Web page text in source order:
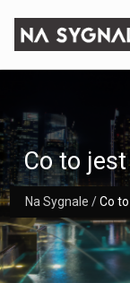
Na Sygnale /Co
Co to